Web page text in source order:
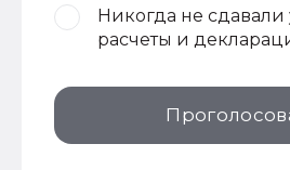
Никогда не сдавали
расчеты и